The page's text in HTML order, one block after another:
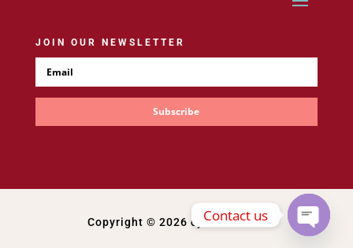
JOIN OUR NEWSLETTER
Subscribe
Copyright © 2026 cynthia.co.id
Contact us